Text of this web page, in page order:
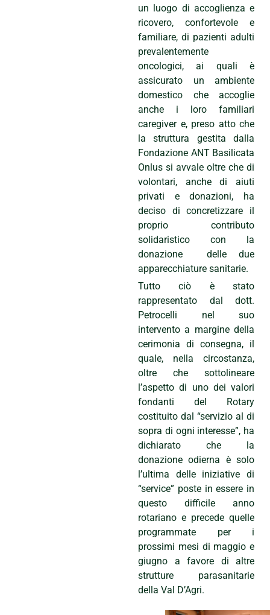
un luogo di accoglienza e
ricovero, confortevole e
familiare, di pazienti adulti
prevalentemente
oncologici, ai quali è
assicurato un ambiente
domestico che accoglie
anche i loro familiari
caregiver e, preso atto che
la struttura gestita dalla
Fondazione ANT Basilicata
Onlus si avvale oltre che di
volontari, anche di aiuti
privati e donazioni, ha
deciso di concretizzare il
proprio contributo
solidaristico con la
donazione delle due
apparecchiature sanitarie.
Tutto ciò è stato
rappresentato dal dott.
Petrocelli nel suo
intervento a margine della
cerimonia di consegna, il
quale, nella circostanza,
oltre che sottolineare
l’aspetto di uno dei valori
fondanti del Rotary
costituito dal “servizio al di
sopra di ogni interesse”, ha
dichiarato che la
donazione odierna è solo
l’ultima delle iniziative di
“service” poste in essere in
questo difficile anno
rotariano e precede quelle
programmate per i
prossimi mesi di maggio e
giugno a favore di altre
strutture parasanitarie
della Val D’Agri.